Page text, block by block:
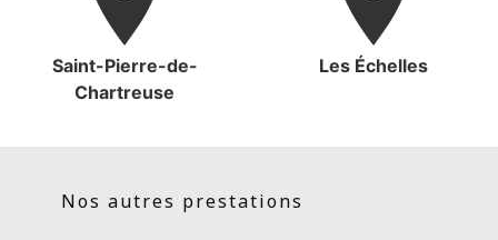
Saint-Pierre-de-
Chartreuse
Les Échelles
Nos autres prestations